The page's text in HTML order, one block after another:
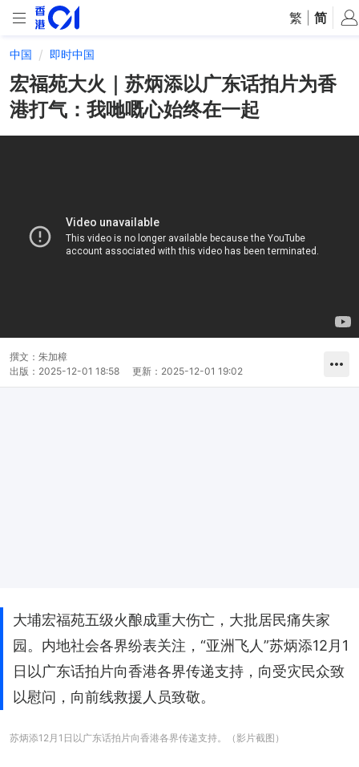
繁 简
中国 即时中国
宏福苑大火｜苏炳添以广东话拍片为香
港打气：我哋嘅心始终在一起
撰文： 朱加樟
出版： 2025-12-01 18:58 更新： 2025-12-01 19:02
大埔宏福苑五级火酿成重大伤亡，大批居民痛失家
园。内地社会各界纷表关注，“亚洲飞人”苏炳添12月1
日以广东话拍片向香港各界传递支持，向受灾民众致
以慰问，向前线救援人员致敬。
苏炳添12月1日以广东话拍片向香港各界传递支持。（影片截图）